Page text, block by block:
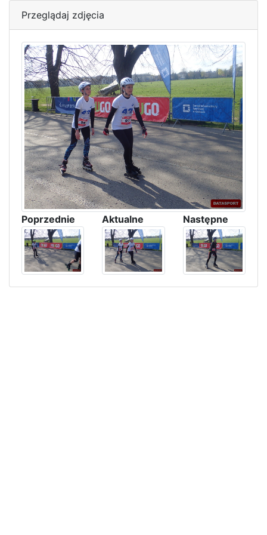
Przeglądaj zdjęcia
Poprzednie Aktualne Następne